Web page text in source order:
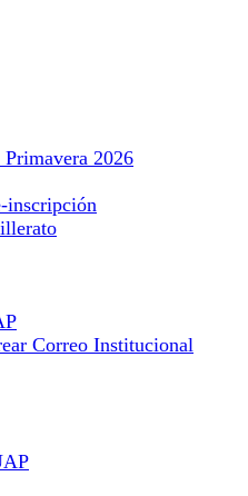
2026
inscripción
Correo Institucional